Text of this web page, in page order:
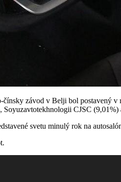
čínsky závod v Belji bol postavený
CJSC
svetu minulý rok na